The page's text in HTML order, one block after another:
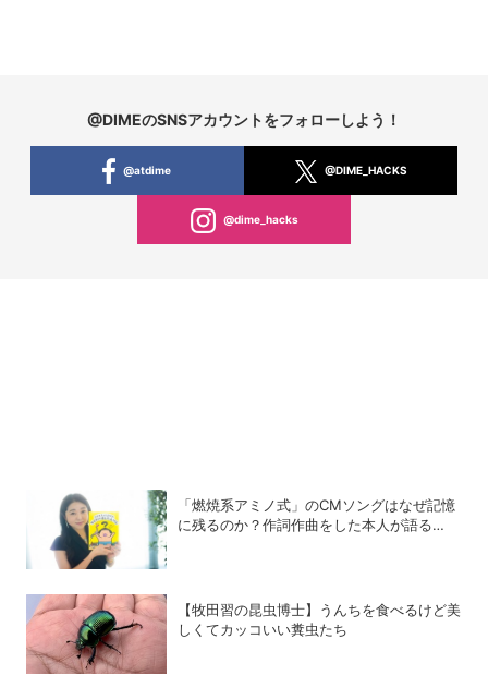
@DIMEのSNSアカウントをフォローしよう！
@atdime @DIME_HACKS
@dime_hacks
「燃焼系アミノ式」のCMソングはなぜ記憶
に残るのか？作詞作曲をした本人が語る
【牧田習の昆虫博士】うんちを食べるけど美
しくてカッコいい糞虫たち